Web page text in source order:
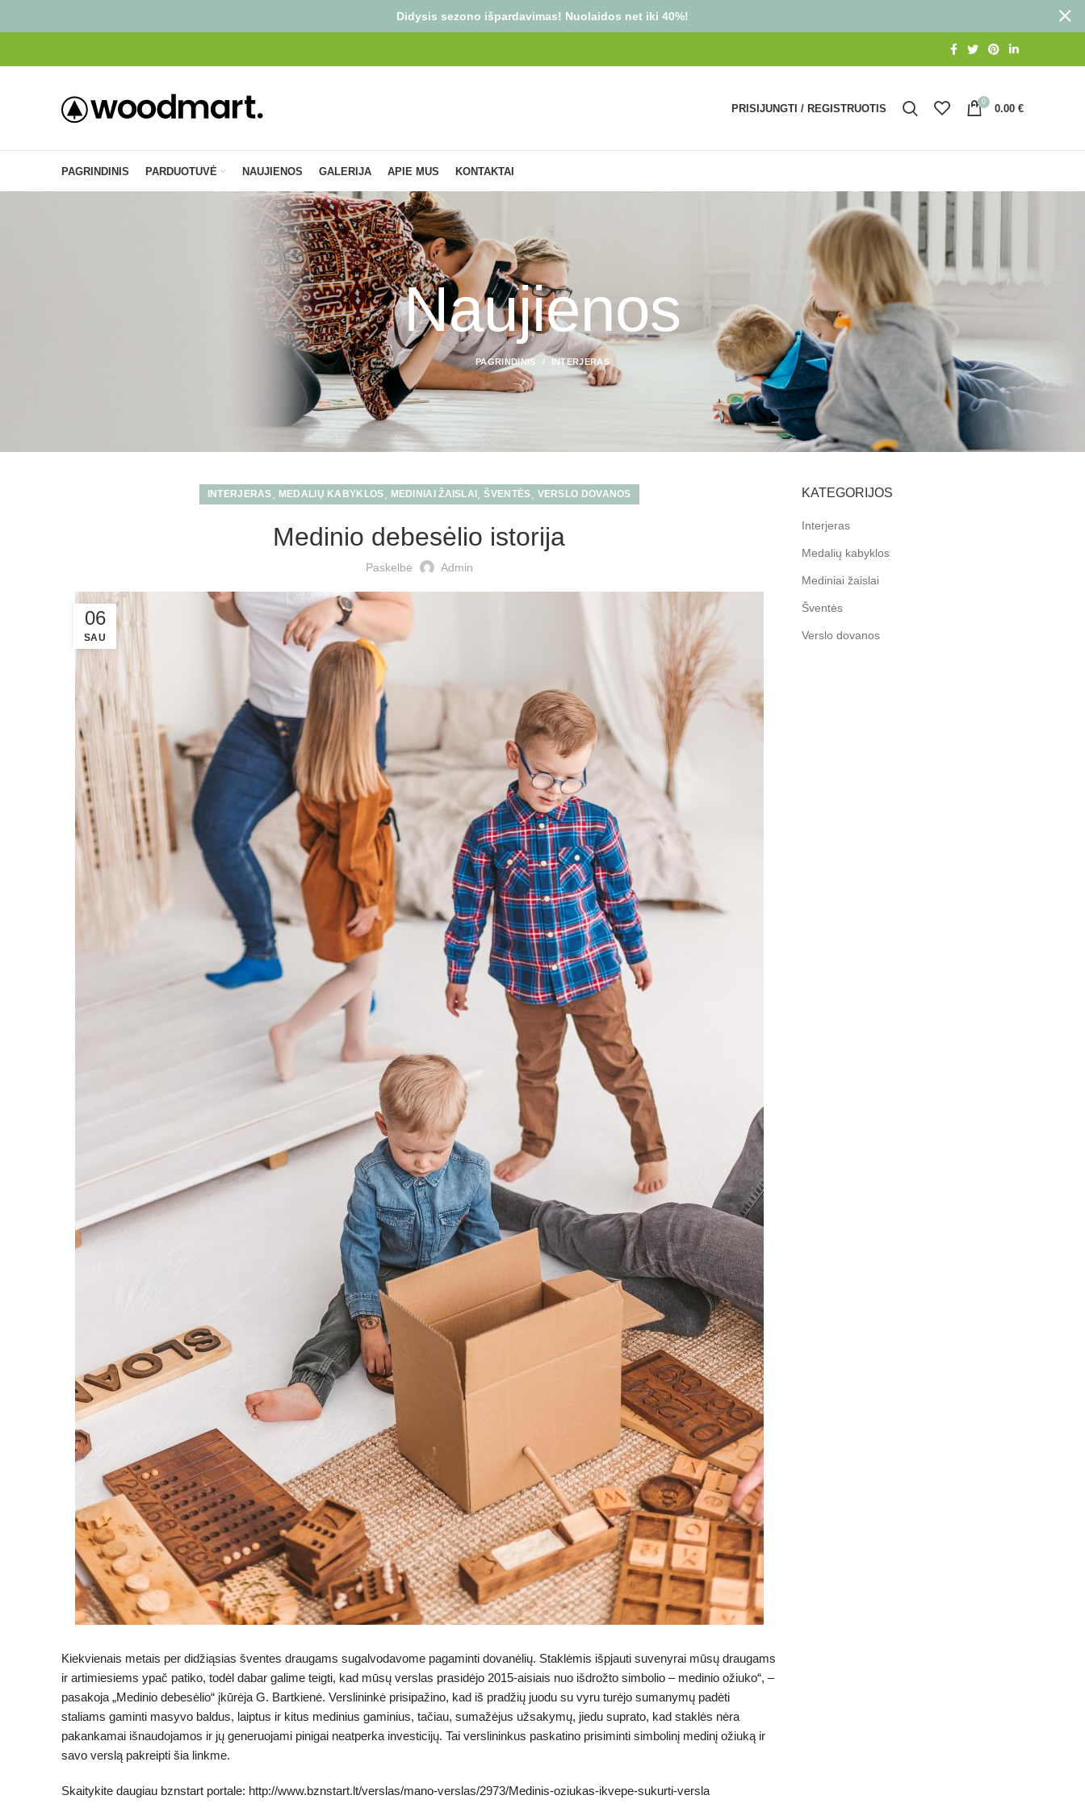
PRISIJUNGTI / REGISTRUOTIS
0
0.00 €
PAGRINDINIS PARDUOTUVĖ NAUJIENOS GALERIJA APIE MUS KONTAKTAI
Naujienos
PAGRINDINIS INTERJERAS
INTERJERAS MEDALIŲ KABYKLOS MEDINIAI ŽAISLAI ,ŠVENTĖS VERSLO DOVANOS
Medinio debesėlio istorija
Paskelbė Admin
06
SAU
Kiekvienais metais per didžiąsias šventes draugams sugalvodavome pagaminti dovanėlių. Staklėmis išpjauti suvenyrai mūsų draugams
ir artimiesiems ypač patiko, todėl dabar galime teigti, kad mūsų verslas prasidėjo 2015-aisiais nuo išdrožto simbolio – medinio ožiuko“, –
pasakoja „Medinio debesėlio“ įkūrėja G. Bartkienė. Verslininkė prisipažino, kad iš pradžių juodu su vyru turėjo sumanymų padėti
staliams gaminti masyvo baldus, laiptus ir kitus medinius gaminius, tačiau, sumažėjus užsakymų, jiedu suprato, kad staklės nėra
pakankamai išnaudojamos ir jų generuojami pinigai neatperka investicijų. Tai verslininkus paskatino prisiminti simbolinį medinį ožiuką ir
savo verslą pakreipti šia linkme.
Skaitykite daugiau bznstart portale: http://www.bznstart.lt/verslas/mano-verslas/2973/Medinis-oziukas-ikvepe-sukurti-versla
KATEGORIJOS
Interjeras
Medalių kabyklos
Mediniai žaislai
Šventės
Verslo dovanos
Didysis sezono išpardavimas! Nuolaidos net iki 40%!